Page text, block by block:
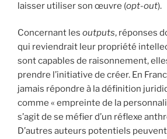
laisser utiliser son œuvre (opt-out).
Concernant les outputs, réponses
qui reviendrait leur propriété
sont capables de raisonnement,
prendre l’initiative de créer. En
jamais répondre à la définition
comme « empreinte de la
s’agit de se méfier d’un réflexe
D’autres auteurs potentiels